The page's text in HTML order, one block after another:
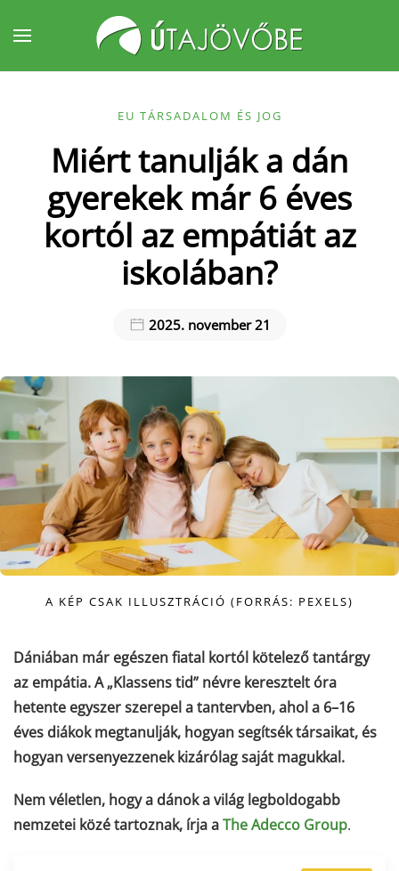
Fő tartalom átugrása
EU TÁRSADALOM ÉS JOG
Miért tanulják a dán
gyerekek már 6 éves
kortól az empátiát az
iskolában?
2025. november 21
A KÉP CSAK ILLUSZTRÁCIÓ (FORRÁS: PEXELS)
Dániában már egészen fiatal kortól kötelező tantárgy
az empátia. A „Klassens tid” névre keresztelt óra
hetente egyszer szerepel a tantervben, ahol a 6–16
éves diákok megtanulják, hogyan segítsék társaikat, és
hogyan versenyezzenek kizárólag saját magukkal.
Nem véletlen, hogy a dánok a világ legboldogabb
nemzetei közé tartoznak, írja aThe Adecco Group.